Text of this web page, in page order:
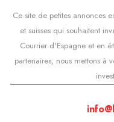
Ce site de petites annonces
et suisses qui souhaitent
Courrier d'Espagne et en
partenaires, nous mettons à